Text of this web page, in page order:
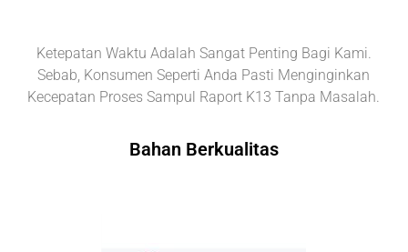
Ketepatan Waktu Adalah Sangat Penting Bagi Kami.
Sebab, Konsumen Seperti Anda Pasti Menginginkan
Kecepatan Proses Sampul Raport K13 Tanpa Masalah.
Bahan Berkualitas